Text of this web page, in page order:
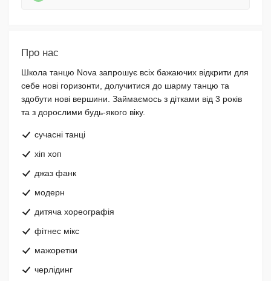
Про нас
Школа танцю Nova запрошує всіх бажаючих відкрити для
себе нові горизонти, долучитися до шарму танцю та
здобути нові вершини. Займаємось з дітками від 3 років
та з дорослими будь-якого віку.
сучасні танці
хіп хоп
джаз фанк
модерн
дитяча хореографія
фітнес мікс
мажоретки
черлідинг